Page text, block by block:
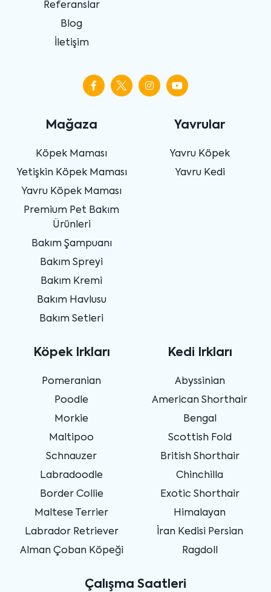
Referanslar
Blog
İletişim
Mağaza
Köpek Maması
Yetişkin Köpek Maması
Yavru Köpek Maması
Premium Pet Bakım
Ürünleri
Bakım Şampuanı
Bakım Spreyi
Bakım Kremi
Bakım Havlusu
Bakım Setleri
Yavrular
Yavru Köpek
Yavru Kedi
Köpek Irkları
Pomeranian
Poodle
Morkie
Maltipoo
Schnauzer
Labradoodle
Border Collie
Maltese Terrier
Labrador Retriever
Alman Çoban Köpeği
Kedi Irkları
Abyssinian
American Shorthair
Bengal
Scottish Fold
British Shorthair
Chinchilla
Exotic Shorthair
Himalayan
İran Kedisi Persian
Ragdoll
Çalışma Saatleri